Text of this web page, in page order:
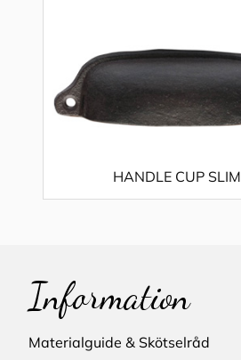
HANDLE CUP SLIM
Information
Materialguide & Skötselråd